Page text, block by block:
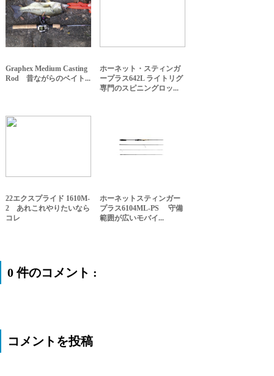
Graphex Medium Casting
Rod 昔ながらのベイト...
ホーネット・スティンガ
ープラス642L ライトリグ
専門のスピニングロッ...
22エクスプライド 1610M-
2 あれこれやりたいなら
コレ
ホーネットスティンガー
プラス6104ML-PS 守備
範囲が広いモバイ...
0 件のコメント :
コメントを投稿